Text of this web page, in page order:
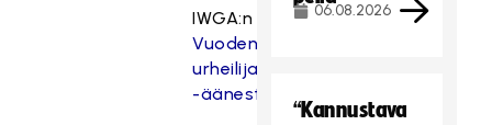
IWGA:n
Vuoden
urheilija
-äänestyksessä
06.08.2026
“Kannustava